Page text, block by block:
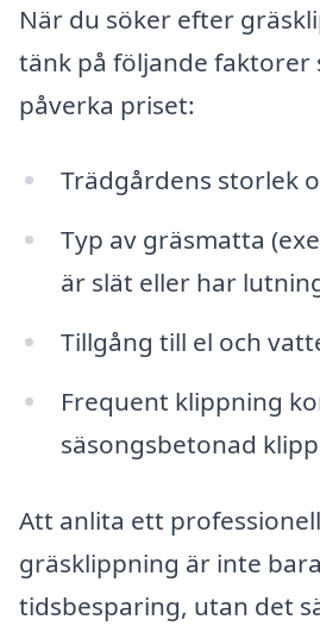
När du söker efter
tänk på följande faktorer
påverka priset:
Trädgårdens storlek
Typ av gräsmatta
är slät eller har
Tillgång till el och
Frequent klippning
säsongsbetonad
Att anlita ett
gräsklippning är inte
tidsbesparing, utan det